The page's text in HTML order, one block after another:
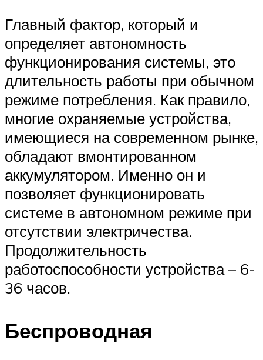
Главный фактор, который и
определяет автономность
функционирования системы, это
длительность работы при обычном
режиме потребления. Как правило,
многие охраняемые устройства,
имеющиеся на современном рынке,
обладают вмонтированном
аккумулятором. Именно он и
позволяет функционировать
системе в автономном режиме при
отсутствии электричества.
Продолжительность
работоспособности устройства – 6-
36 часов.
Беспроводная